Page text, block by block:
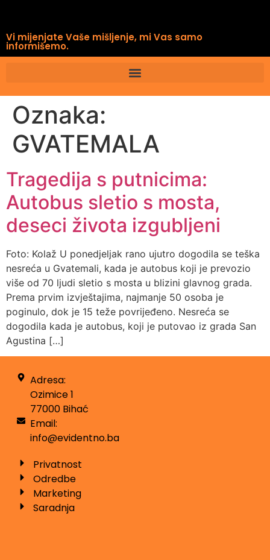
Vi mijenjate Vaše mišljenje, mi Vas samo
informišemo.
Oznaka:
GVATEMALA
Tragedija s putnicima:
Autobus sletio s mosta,
deseci života izgubljeni
Foto: Kolaž U ponedjeljak rano ujutro dogodila se teška
nesreća u Gvatemali, kada je autobus koji je prevozio
više od 70 ljudi sletio s mosta u blizini glavnog grada.
Prema prvim izvještajima, najmanje 50 osoba je
poginulo, dok je 15 teže povrijeđeno. Nesreća se
dogodila kada je autobus, koji je putovao iz grada San
Agustina […]
Adresa:
Ozimice 1
77000 Bihać
Email:
info@evidentno.ba
Privatnost
Odredbe
Marketing
Saradnja